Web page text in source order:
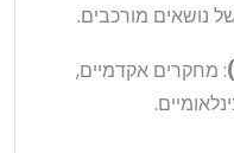
נושאים מורכבים.
: מחקרים אקדמיים,